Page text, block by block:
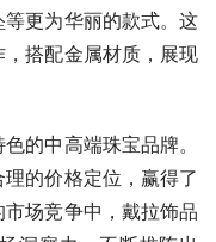
更为华丽的款式。这
搭配金属材质，展现
的中高端珠宝品牌。
的价格定位，赢得了
场竞争中，戴拉饰品